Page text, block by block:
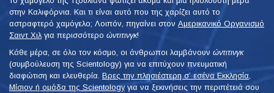
στην Καλιφόρνια. Και τι είναι αυτό που της χαρίζει αυτό το
αστραφτερό χαμόγελο; Λοιπόν, πηγαίνει στον Αμερικανικό Οργανισμό
Σαιντ Χιλ για περισσότερο ώντιτινγκ!
Κάθε μέρα, σε όλο τον κόσμο, οι άνθρωποι λαμβάνουν ώντιτινγκ
(συμβούλευση της Scientology) για να επιτύχουν πνευματική
διαφώτιση και ελευθερία. Βρες την πλησιέστερη σ’ εσένα Εκκλησία,
Μίσιον ή ομάδα της Scientologyγια να ξεκινήσεις την περιπέτειά σου